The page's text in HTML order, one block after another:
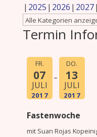
2025 2026 2027
Termin
FR.
07
JULI
2017
DO.
13
JULI
2017
Fastenwoche
mit Suan Rojas